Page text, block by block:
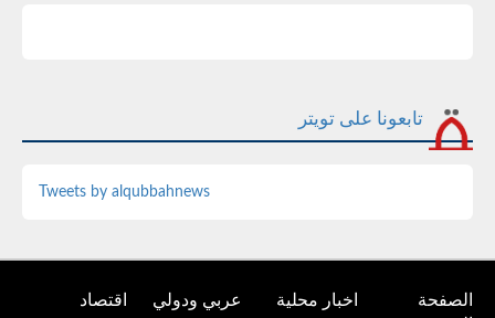
تابعونا على تويتر
Tweets by alqubbahnews
الصفحة
اخبار محلية عربي ودولي اقتصاد